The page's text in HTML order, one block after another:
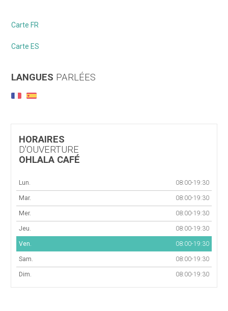
Carte FR
Carte ES
LANGUES PARLÉES
HORAIRES
D'OUVERTURE
OHLALA CAFÉ
Lun. 08:00-19:30
Mar. 08:00-19:30
Mer. 08:00-19:30
Jeu. 08:00-19:30
Ven. 08:00-19:30
Sam. 08:00-19:30
Dim. 08:00-19:30